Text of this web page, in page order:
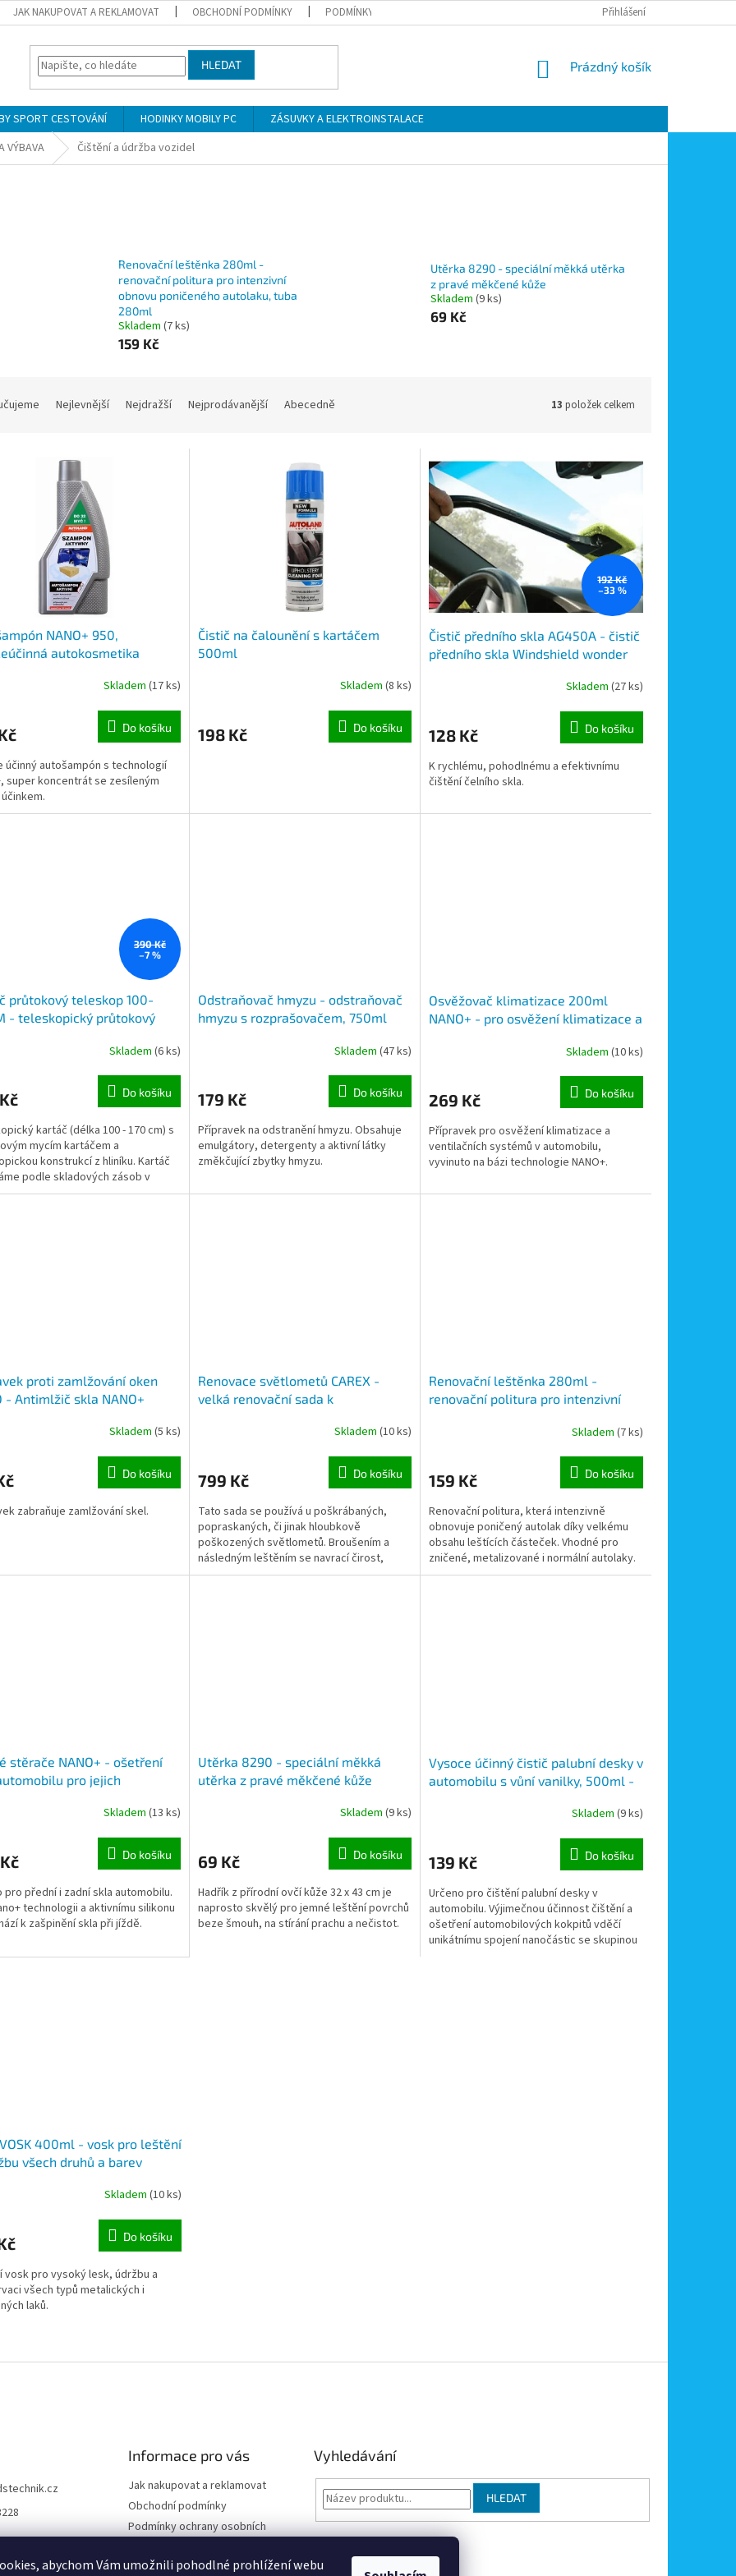
abychom Vám umožnili pohodlné prohlížení webu
JAK NAKUPOVAT A REKLAMOVAT OBCHODNÍ PODMÍNKY PODMÍNKY OCHRANY OSOBNÍCH ÚDAJŮ MOJE OBJEDNÁVKA
Přihlášení
HLEDAT
NÁKUPNÍ
Prázdný košík
SPORT CESTOVÁNÍ HODINKY MOBILY PC
ZÁSUVKY A ELEKTROINSTALACE
VÝBAVA Čištění a údržba vozidel
Renovační leštěnka 280ml -
renovační politura pro intenzivní
obnovu poničeného autolaku, tuba
280ml
Skladem(7 ks)
159 Kč
Utěrka 8290 - speciální měkká utěrka
z pravé měkčené kůže
Skladem (9 ks)
69 Kč
Nejlevnější Nejdražší Nejprodávanější Abecedně 13 položek celkem
NANO+ 950,
autokosmetika
Skladem (17 ks)
Do košíku
účinný autošampón s technologií
super koncentrát se zesíleným
Čistič na čalounění s kartáčem
500ml
Skladem (8 ks)
198 Kč Do košíku
192 Kč
–33 %
Čistič předního skla AG450A - čistič
předního skla Windshield wonder
Skladem (27 ks)
128 Kč Do košíku
K rychlému, pohodlnému a efektivnímu
čištění čelního skla.
390 Kč
–7 %
průtokový teleskop 100-
- teleskopický průtokový
Skladem (6 ks)
Do košíku
kartáč (délka 100 - 170 cm) s
mycím kartáčem a
konstrukcí z hliníku. Kartáč
podle skladových zásob v
štětin...
Odstraňovač hmyzu - odstraňovač
hmyzu s rozprašovačem, 750ml
Skladem (47 ks)
179 Kč Do košíku
Přípravek na odstranění hmyzu. Obsahuje
emulgátory, detergenty a aktivní látky
změkčující zbytky hmyzu.
Osvěžovač klimatizace 200ml
NANO+ - pro osvěžení klimatizace a
Skladem (10 ks)
269 Kč Do košíku
Přípravek pro osvěžení klimatizace a
ventilačních systémů v automobilu,
vyvinuto na bázi technologie NANO+.
proti zamlžování oken
- Antimlžič skla NANO+
Skladem (5 ks)
Do košíku
zabraňuje zamlžování skel.
Renovace světlometů CAREX -
velká renovační sada k
poškozené vrstvy světlometů
Skladem (10 ks)
799 Kč Do košíku
Tato sada se používá u poškrábaných,
popraskaných, či jinak hloubkově
poškozených světlometů. Broušením a
následným leštěním se navrací čirost,
povrchová zašedlost, zežloutnutí...
Renovační leštěnka 280ml -
renovační politura pro intenzivní
Skladem (7 ks)
159 Kč Do košíku
Renovační politura, která intenzivně
obnovuje poničený autolak díky velkému
obsahu leštících částeček. Vhodné pro
zničené, metalizované i normální autolaky.
stěrače NANO+ - ošetření
pro jejich
Skladem (13 ks)
Do košíku
pro přední i zadní skla automobilu.
technologii a aktivnímu silikonu
k zašpinění skla při jíždě.
Utěrka 8290 - speciální měkká
utěrka z pravé měkčené kůže
Skladem (9 ks)
69 Kč Do košíku
Hadřík z přírodní ovčí kůže 32 x 43 cm je
naprosto skvělý pro jemné leštění povrchů
beze šmouh, na stírání prachu a nečistot.
Vysoce účinný čistič palubní desky v
automobilu s vůní vanilky, 500ml -
Skladem (9 ks)
139 Kč Do košíku
Určeno pro čištění palubní desky v
automobilu. Výjimečnou účinnost čištění a
ošetření automobilových kokpitů vděčí
unikátnímu spojení nanočástic se skupinou
400ml - vosk pro leštění
všech druhů a barev
Skladem (10 ks)
Do košíku
vosk pro vysoký lesk, údržbu a
všech typů metalických i
laků.
v
y
ý
Informace pro vás
Jak nakupovat a reklamovat
Obchodní podmínky
Podmínky ochrany osobních
údajů
Kontakty
Vyhledávání
HLEDAT